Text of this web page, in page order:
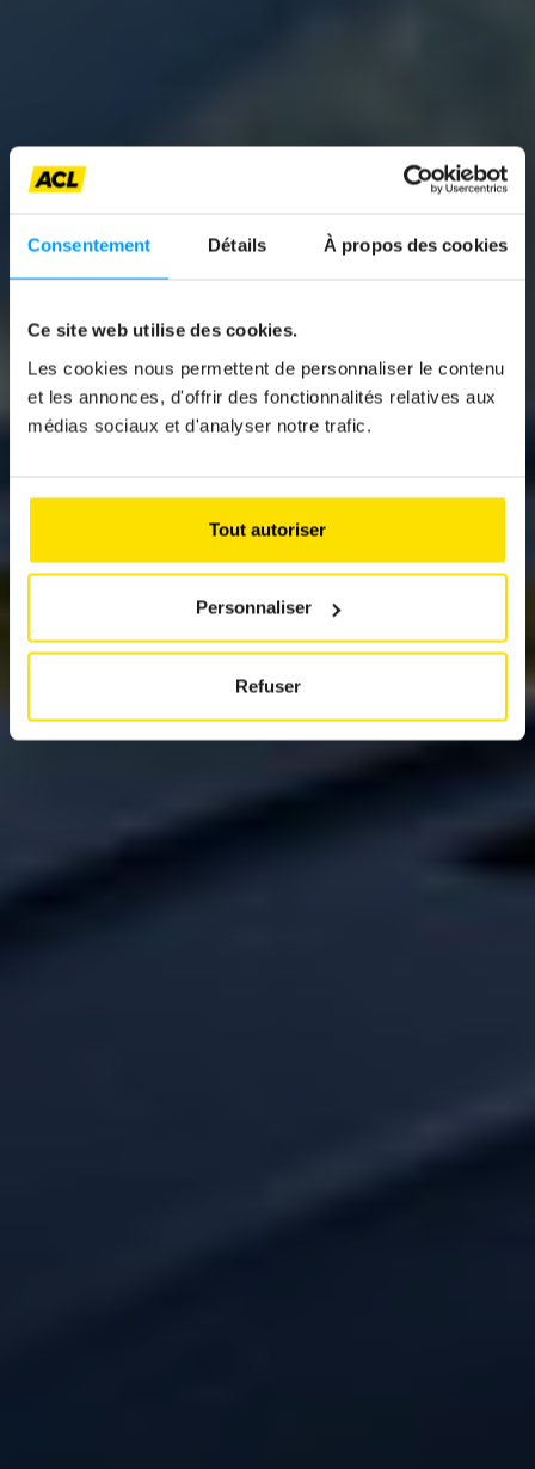
Consentement Détails À propos des cookies
Ce site web utilise des cookies.
Les cookies nous permettent de personnaliser le contenu
et les annonces, d'offrir des fonctionnalités relatives aux
médias sociaux et d'analyser notre trafic.
Tout autoriser
Personnaliser
Refuser
ASTON MARTIN DB12
Le grand tourisme dans toute sa splendeur